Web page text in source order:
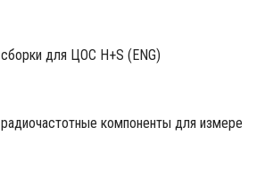
для ЦОС H+S (ENG)
компоненты для измере